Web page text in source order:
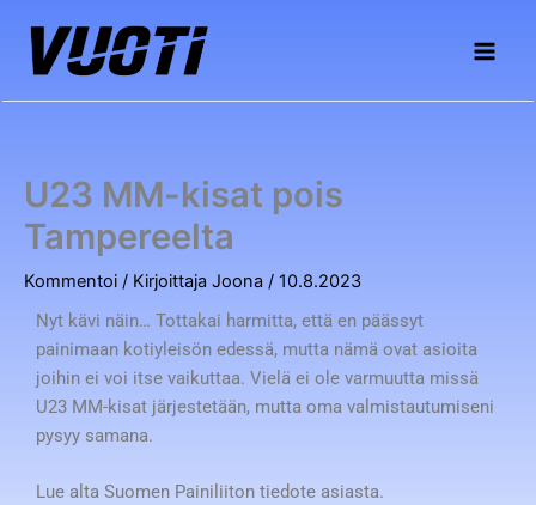
sisältöön
U23 MM-kisat pois
Tampereelta
Kommentoi / Kirjoittaja Joona / 10.8.2023
Nyt kävi näin… Tottakai harmitta, että en päässyt
painimaan kotiyleisön edessä, mutta nämä ovat asioita
joihin ei voi itse vaikuttaa. Vielä ei ole varmuutta missä
U23 MM-kisat järjestetään, mutta oma valmistautumiseni
pysyy samana.
Lue alta Suomen Painiliiton tiedote asiasta.